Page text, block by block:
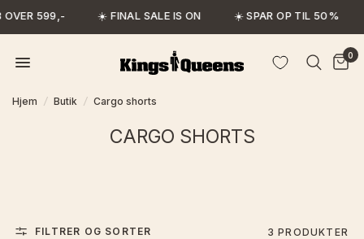
599,- ☀️ FINAL SALE IS ON ☀️ SPAR OP TIL 50%
0
Hjem / Butik / Cargo shorts
CARGO SHORTS
FILTRER OG SORTER 3 PRODUKTER